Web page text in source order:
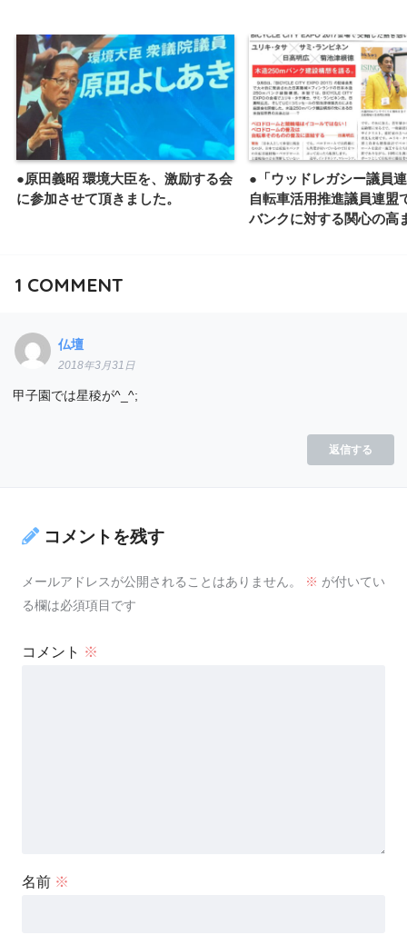
●原田義昭 環境大臣を、激励する会
に参加させて頂きました。
●「ウッドレガシー議員
自転車活用推進議員連
バンクに対する関心の高
1 COMMENT
仏壇
2018年3月31日
甲子園では星稜が^_^;
返信する
コメントを残す
メールアドレスが公開されることはありません。 ※ が付いてい
る欄は必須項目です
コメント ※
名前 ※